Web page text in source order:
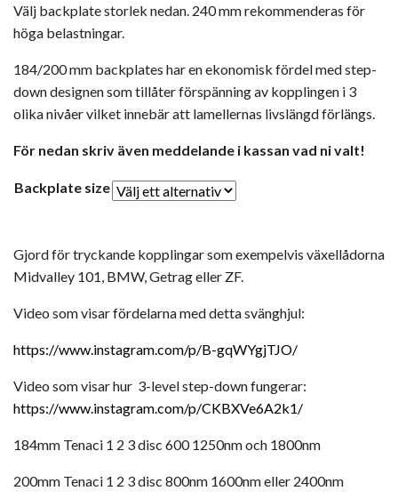
Välj backplate storlek nedan. 240 mm rekommenderas för
höga belastningar.
184/200 mm backplates har en ekonomisk fördel med step-
down designen som tillåter förspänning av kopplingen i 3
olika nivåer vilket innebär att lamellernas livslängd förlängs.
För nedan skriv även meddelande i kassan vad ni valt!
Backplate size
Gjord för tryckande kopplingar som exempelvis växellådorna
Midvalley 101, BMW, Getrag eller ZF.
Video som visar fördelarna med detta svänghjul:
https://www.instagram.com/p/B-gqWYgjTJO/
Video som visar hur 3-level step-down fungerar:
https://www.instagram.com/p/CKBXVe6A2k1/
184mm Tenaci 1 2 3 disc 600 1250nm och 1800nm
200mm Tenaci 1 2 3 disc 800nm 1600nm eller 2400nm